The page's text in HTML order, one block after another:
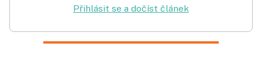
Přihlásit se a dočíst článek